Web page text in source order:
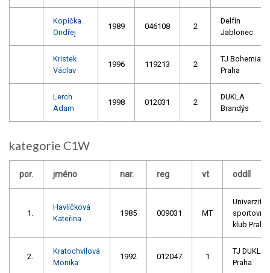
Kopička
Ondřej
1989 046108 2
Delfín
Jablonec
Kristek
Václav
1996 119213 2
TJ Bohemians
Praha
Lerch
Adam
1998 012031 2
DUKLA
Brandýs
kategorie C1W
por. jméno nar. reg vt oddíl
1.
Havlíčková
Kateřina
1985 009031 MT
Univerzitní
sportovní
klub Praha
2.
Kratochvílová
Monika
1992 012047 1
TJ DUKLA
Praha